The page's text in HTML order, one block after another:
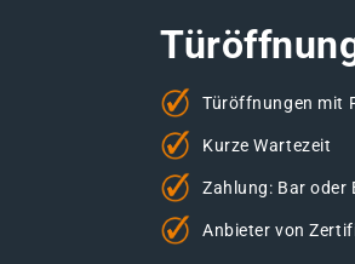
Türöffnungen mit
Kurze Wartezeit
Zahlung: Bar oder
Anbieter von